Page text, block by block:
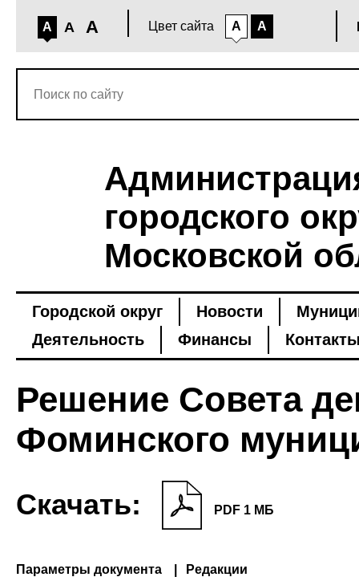
A A A Цвет сайта A A
городского
Московской
Городской округ Новости
Деятельность
Финансы
Решение Совета
Фоминского
Скачать: PDF 1 МБ
Параметры документа Редакции